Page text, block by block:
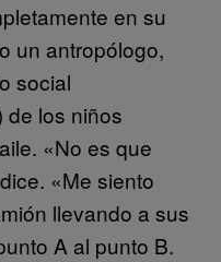
en su
un antropólogo,
social
de los niños
«No es que
«Me siento
llevando a sus
A al punto B.